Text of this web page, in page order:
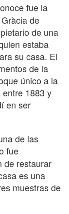
fue la
de
de una
estaba
su casa. El
de la
único a la
1883 y
en ser
de las
fue
de restaurar
es una
muestras de